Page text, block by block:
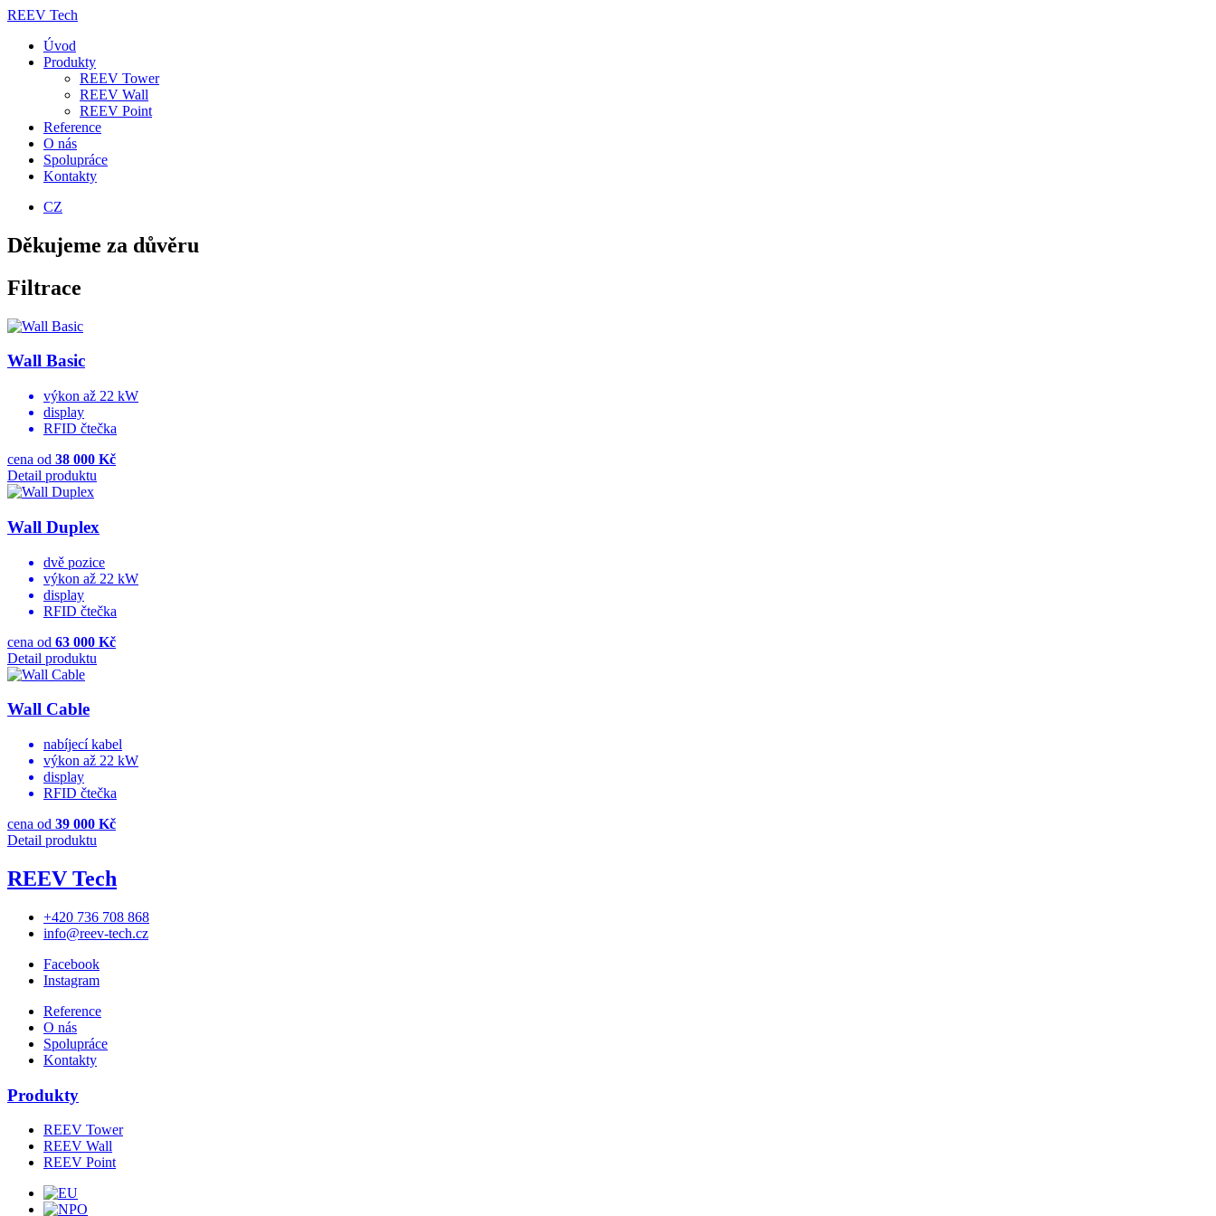
REEV Tech
Úvod
Produkty
REEV Tower
REEV Wall
REEV Point
Reference
O nás
Spolupráce
Kontakty
CZ
Děkujeme za důvěru
Filtrace
Wall Basic
výkon až 22 kW
display
RFID čtečka
cena od 38 000 Kč
Detail produktu
Wall Duplex
dvě pozice
výkon až 22 kW
display
RFID čtečka
cena od 63 000 Kč
Detail produktu
Wall Cable
nabíjecí kabel
výkon až 22 kW
display
RFID čtečka
cena od 39 000 Kč
Detail produktu
REEV Tech
+420 736 708 868
info@reev-tech.cz
Facebook
Instagram
Reference
O nás
Spolupráce
Kontakty
Produkty
REEV Tower
REEV Wall
REEV Point